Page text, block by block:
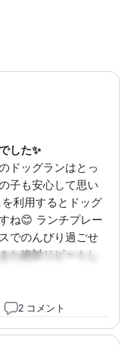
した✨
ドッグランはとっ
子も安心して思い
利用するとドッグ
ね😊 ランチプレー
でのんびり過ごせ
た絶対リピートし
2 コメント